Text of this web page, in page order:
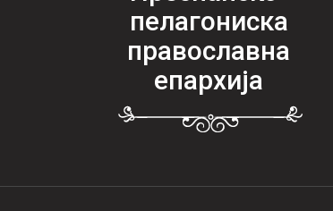
пелагониска
православна
епархија